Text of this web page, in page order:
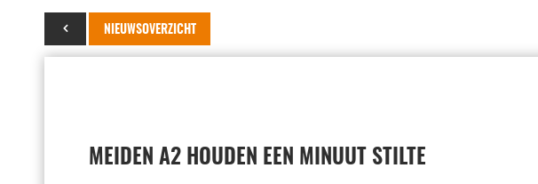
NIEUWSOVERZICHT
02 april 2013
MEIDEN A2 HOUDEN EEN MINUUT STILTE